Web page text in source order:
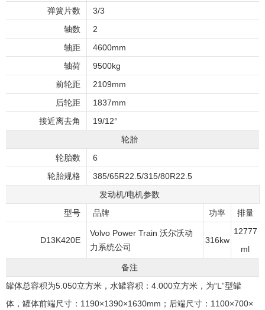
弹簧片数
3/3
轴数
2
轴距
4600mm
轴荷
9500kg
前轮距
2109mm
后轮距
1837mm
接近离去角
19/12°
轮胎
轮胎数
6
轮胎规格
385/65R22.5/315/80R22.5
发动机/电机参数
型号
品牌 功率 排量
D13K420E
Volvo Power Train 沃尔沃动
力系统公司
316kw
12777
ml
备注
罐体总容积为5.050立方米，水罐容积：4.000立方米，为“L”型罐
体，罐体前端尺寸：1190×1390×1630mm；后端尺寸：1100×700×